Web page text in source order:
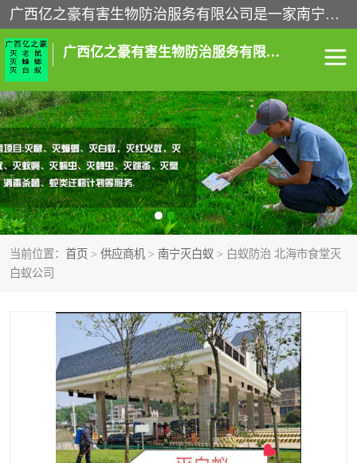
广西亿之豪有害生物防治服务有限公司是一家南宁灭鼠公司、灭蟑螂公司，南宁杀虫公司，南宁除虫公司，南宁灭跳蚤公司，南宁灭白蚁公司，南宁除四害公司,广西亿之豪有害生物防治服务有限公司专业灭蟑螂,除臭虫,其他害虫,服务上门,安全环保,售后保障,一次消杀，竭诚为您服务.
广西亿之豪有害生物防治服务有限公司
当前位置： 首页 > 供应商机 > 南宁灭白蚁 > 白蚁防治 北海市食堂灭
白蚁公司
南宁灭白蚁 南宁灭老鼠
南宁灭蟑螂 南宁杀虫
南宁除四害 南宁消杀
南宁除虫公司